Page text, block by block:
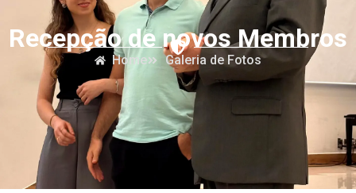
Recepção de novos Membros
Home Galeria de Fotos